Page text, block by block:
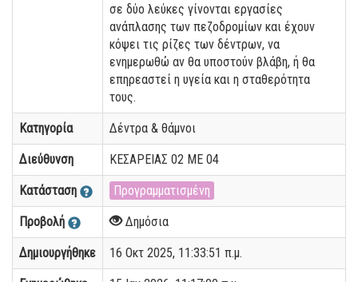
σε δύο λεύκες γίνονται εργασίες
ανάπλασης των πεζοδρομίων και έχουν
κόψει τις ρίζες των δέντρων, να
ενημερωθώ αν θα υποστούν βλάβη, ή θα
επηρεαστεί η υγεία και η σταθερότητα
τους.
Κατηγορία Δέντρα & θάμνοι
Διεύθυνση ΚΕΣΑΡΕΙΑΣ 02 ΜΕ 04
Κατάσταση Προγραμματισμένη
Προβολή Δημόσια
Δημιουργήθηκε 16 Οκτ 2025, 11:33:51 π.μ.